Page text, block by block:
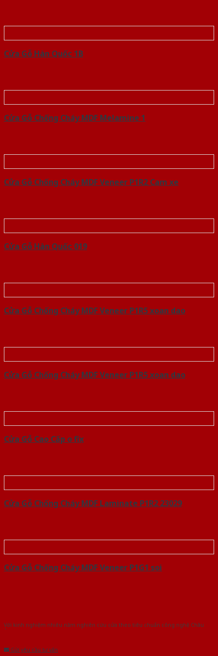
Cửa Gỗ Hàn Quốc 1B
Cửa Gỗ Chống Cháy MDF Melamine 1
Cửa Gỗ Chống Cháy MDF Veneer P1R2 Cam xe
Cửa Gỗ Hàn Quốc 019
Cửa Gỗ Chống Cháy MDF Veneer P1R5 xoan dao
Cửa Gỗ Chống Cháy MDF Veneer P1R5 xoan dao
Cửa Gỗ Cao Cấp o fix
Cửa Gỗ Chống Cháy MDF Laminate P1R2 23029
Cửa Gỗ Chống Cháy MDF Veneer P1G1 soi
Với kinh nghiệm nhiêu năm nghiên cứu cửa theo tiêu chuẩn công nghệ Châu
Âu.Chúng tôi tự tin là nhà sản xuất & cung cấp hàng đầu tại Việt Nam!
Gửi yêu cầu tư vấn